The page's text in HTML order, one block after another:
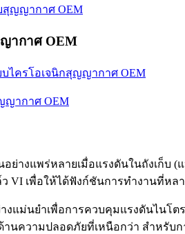
สุญญากาศ OEM
ากาศ OEM
างแพร่หลายเมื่อแรงดันในถังเก็บ
VI เพื่อให้ได้ฟังก์ชันการทำงานที่หล
แม่นยำเพื่อการควบคุมแรงดันไนโ
ความปลอดภัยที่เหนือกว่า สำหรับก